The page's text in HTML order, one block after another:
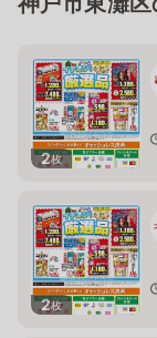
2枚
2枚